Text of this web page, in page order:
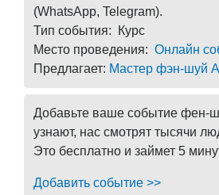
(WhatsApp, Telegram).
Тип события: Курс
Место проведения: Онлайн
Предлагает: Мастер фэн-шуй
Добавьте ваше событие фен-
узнают, нас смотрят тысячи
Это бесплатно и займет 5
Добавить событие >>